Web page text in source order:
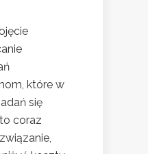
które w
się
coraz